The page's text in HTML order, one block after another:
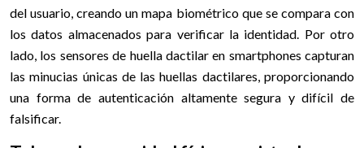
del usuario, creando un mapa biométrico que se compara con
los datos almacenados para verificar la identidad. Por otro
lado, los sensores de huella dactilar en smartphones capturan
las minucias únicas de las huellas dactilares, proporcionando
una forma de autenticación altamente segura y difícil de
falsificar.